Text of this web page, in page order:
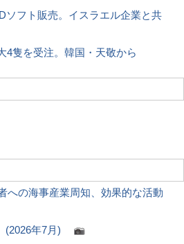
ソフト販売。イスラエル企業と共
4隻を受注。韓国・天敬から
への海事産業周知、効果的な活動
(2026年7月)